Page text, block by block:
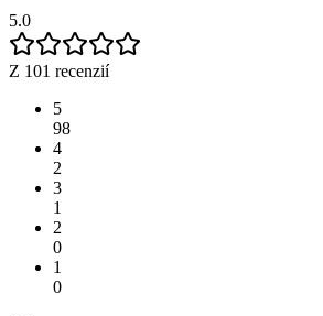
5.0
Z 101 recenzií
5
98
4
2
3
1
2
0
1
0